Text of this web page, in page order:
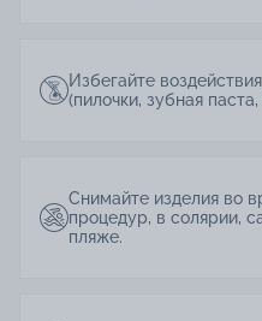
Избегайте
(пилочки, зубная
Снимайте изделия во
процедур, в солярии,
пляже.